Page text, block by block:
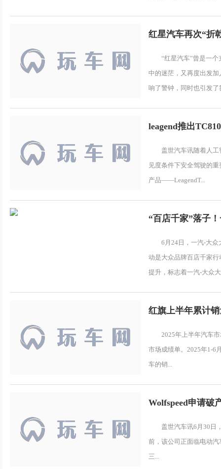
红星汽车再次“折
“红星汽车”曾是一
中的迷茫，又再度出发
响了警钟，同时也引发了
leagend推出
盖世汽车讯随着人
见度条件下安全驾驶的
产品——LeagendT...
“百店千家”落子
6月24日，一汽-大
动是大众品牌百店千家
提升，标志着一汽-大众
红旗上半年累计
2025年上半年汽车
市场成绩单。2025年1-6
车的销...
Wolfspeed申请破
盖世汽车讯6月30日
前，该公司正面临电动
三...